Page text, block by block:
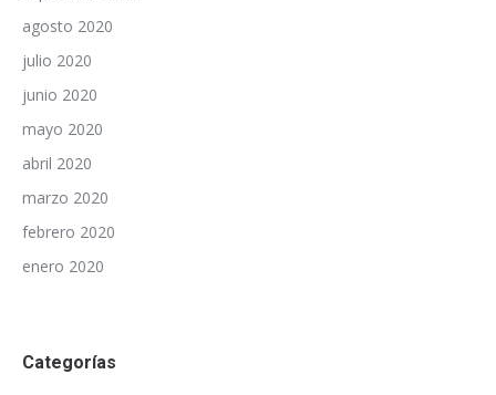
agosto 2020
julio 2020
junio 2020
mayo 2020
abril 2020
marzo 2020
febrero 2020
enero 2020
Categorías